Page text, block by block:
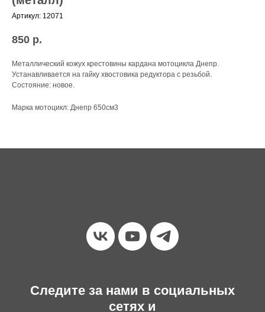
Артикул: 12071
850 р.
Металлический кожух крестовины кардана мотоцикла Днепр.
Устанавливается на гайку хвостовика редуктора с резьбой.
Состояние: новое.
Марка мотоцикл: Днепр 650см3
Следите за нами в социальных
сетях и